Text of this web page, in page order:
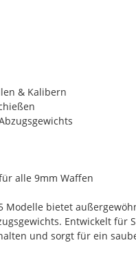
& Kalibern
alle 9mm Waffen
Modelle bietet
Entwickelt für
und sorgt für ein